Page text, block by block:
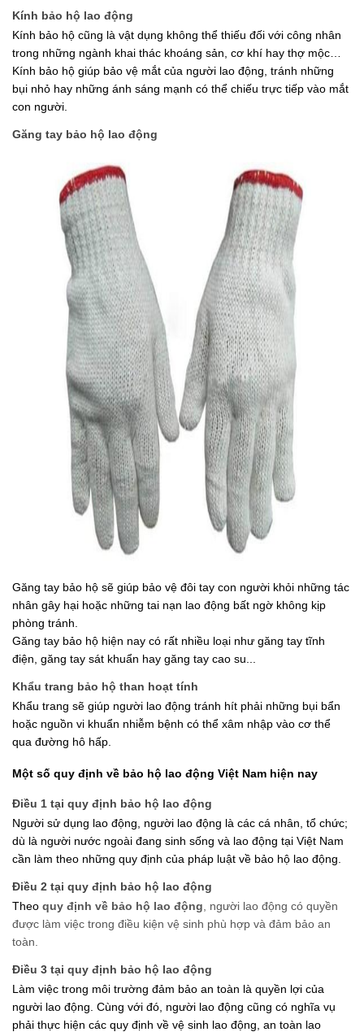
Kính bảo hộ lao động
Kính bảo hộ cũng là vật dụng không thể thiếu đối với công nhân
trong những ngành khai thác khoáng sản, cơ khí hay thợ mộc…
Kính bảo hộ giúp bảo vệ mắt của người lao động, tránh những
bụi nhỏ hay những ánh sáng mạnh có thể chiếu trực tiếp vào mắt
con người.
Găng tay bảo hộ lao động
Găng tay bảo hộ sẽ giúp bảo vệ đôi tay con người khỏi những tác
nhân gây hại hoặc những tai nạn lao động bất ngờ không kịp
phòng tránh.
Găng tay bảo hộ hiện nay có rất nhiều loại như găng tay tĩnh
điện, găng tay sát khuẩn hay găng tay cao su...
Khẩu trang bảo hộ than hoạt tính
Khẩu trang sẽ giúp người lao động tránh hít phải những bụi bẩn
hoặc nguồn vi khuẩn nhiễm bệnh có thể xâm nhập vào cơ thể
qua đường hô hấp.
Một số quy định về bảo hộ lao động Việt Nam hiện nay
Điều 1 tại quy định bảo hộ lao động
Người sử dụng lao động, người lao động là các cá nhân, tổ chức;
dù là người nước ngoài đang sinh sống và lao động tại Việt Nam
cần làm theo những quy định của pháp luật về bảo hộ lao động.
Điều 2 tại quy định bảo hộ lao động
Theo quy định về bảo hộ lao động , người lao động có quyền
được làm việc trong điều kiện vệ sinh phù hợp và đảm bảo an
toàn.
Điều 3 tại quy định bảo hộ lao động
Làm việc trong môi trường đảm bảo an toàn là quyền lợi của
người lao động. Cùng với đó, người lao động cũng có nghĩa vụ
phải thực hiện các quy định về vệ sinh lao động, an toàn lao